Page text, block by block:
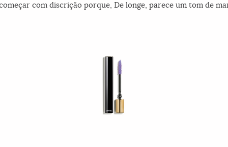
com discrição porque, De longe, parece um tom de